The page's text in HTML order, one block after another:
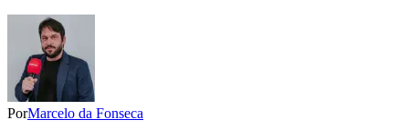
PorMarcelo da Fonseca